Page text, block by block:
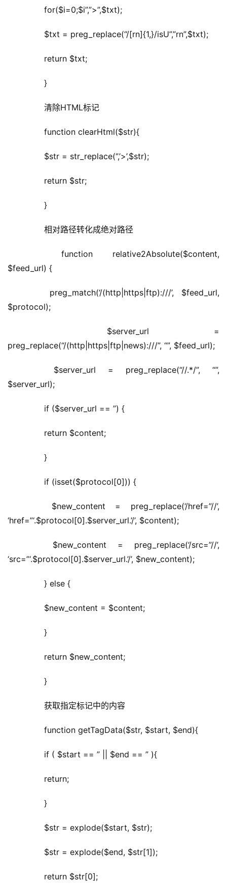
	  for($i=0;$i”,”>”,$txt);
	  $txt = preg_replace(“/[rn]{1,}/isU”,”rn”,$txt);
	  return $txt;
	  }
	  清除HTML标记
	  function clearHtml($str){
	  $str = str_replace(‘’,’>’,$str);
	  return $str;
	  }
	  相对路径转化成绝对路径
$feed_url) {
$protocol);
preg_replace(“/(http|https|ftp|news):///”, “”, $feed_url);
$server_url);
	  if ($server_url == ”) {
	  return $content;
	  }
	  if (isset($protocol[0])) {
‘href=”‘.$protocol[0].$server_url.’/’, $content);
‘src=”‘.$protocol[0].$server_url.’/’, $new_content);
	  } else {
	  $new_content = $content;
	  }
	  return $new_content;
	  }
	  获取指定标记中的内容
	  function getTagData($str, $start, $end){
	  if ( $start == ” || $end == ” ){
	  return;
	  }
	  $str = explode($start, $str);
	  $str = explode($end, $str[1]);
	  return $str[0];